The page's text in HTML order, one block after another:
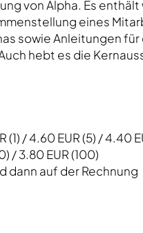
von Alpha. Es
eines
sowie Anleitungen für
hebt es die
/ 4.60 EUR (5) / 4.40
/ 3.80 EUR (100)
dann auf der Rechnung